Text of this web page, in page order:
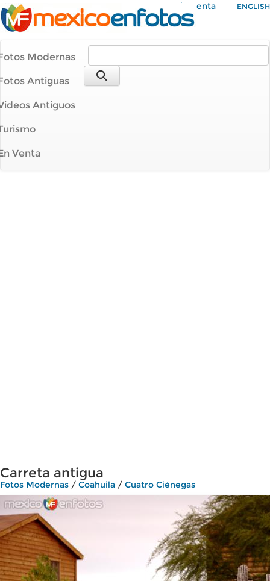
Mi Cuenta ENGLISH
Modernas
Antiguas
Antiguos
Venta
Carreta antigua
Fotos Modernas / Coahuila / Cuatro Ciénegas